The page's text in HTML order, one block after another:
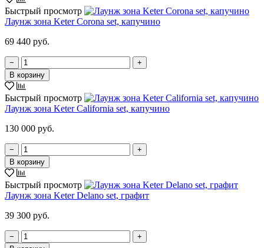
Быстрый просмотр
Лаунж зона Keter Corona set, капучино
69 440 руб.
−
+
В корзину
Быстрый просмотр
Лаунж зона Keter California set, капучино
130 000 руб.
−
+
В корзину
Быстрый просмотр
Лаунж зона Keter Delano set, графит
39 300 руб.
−
+